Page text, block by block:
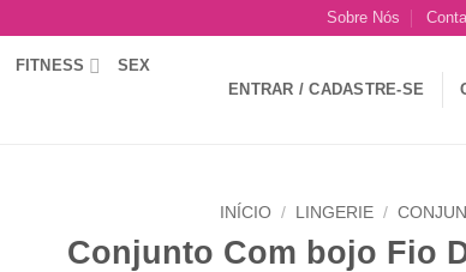
Sobre Nós
FITNESS SEX
ENTRAR / CADASTRE-SE
INÍCIO / LINGERIE /
Conjunto Com bojo Fio